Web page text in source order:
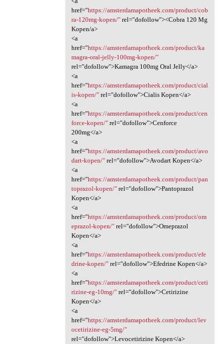
href="https://amsterdamapotheek.com/product/cob
ra-120mg-kopen/"rel="dofollow"><Cobra 120 Mg
Kopen/a>
<a
href="https://amsterdamapotheek.com/product/ka
magra-oral-jelly-100mg-kopen/"
rel="dofollow">Kamagra 100mg Oral Jelly</a>
<a
href="https://amsterdamapotheek.com/product/cial
is-kopen/"rel="dofollow">Cialis Kopen</a>
<a
href="https://amsterdamapotheek.com/product/cen
force-kopen/"rel="dofollow">Cenforce
200mg</a>
<a
href="https://amsterdamapotheek.com/product/avo
dart-kopen/"rel="dofollow">Avodart Kopen</a>
<a
href="https://amsterdamapotheek.com/product/pan
toprazol-kopen/"rel="dofollow">Pantoprazol
Kopen</a>
<a
href="https://amsterdamapotheek.com/product/om
eprazol-kopen/"rel="dofollow">Omeprazol
Kopen</a>
<a
href="https://amsterdamapotheek.com/product/efe
drine-kopen/"rel="dofollow">Efedrine Kopen</a>
<a
href="https://amsterdamapotheek.com/product/ceti
rizine-eg-10mg/"rel="dofollow">Cetirizine
Kopen</a>
<a
href="https://amsterdamapotheek.com/product/lev
ocetirizine-eg-5mg/"
rel="dofollow">Levocetirizine Kopen</a>